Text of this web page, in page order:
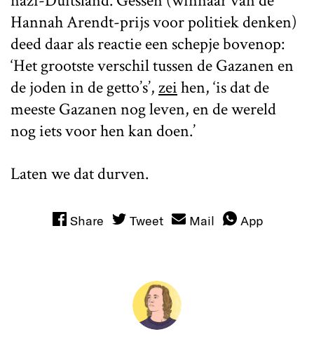
Hannah Arendt-prijs voor politiek denken)
deed daar als reactie een schepje bovenop:
‘Het grootste verschil tussen de Gazanen en
de joden in de getto’s’,zeihen, ‘is dat de
meeste Gazanen nog leven, en de wereld
nog iets voor hen kan doen.’
Laten we dat durven.
Share Tweet Mail App